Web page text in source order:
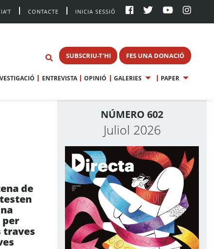
CONTACTE INICIA SESSIÓ
SUBSCRIU-T'HI FES UNA DONACIÓ
ENTREVISTA OPINIÓ GALERIES PAPER
de
per
traves
NÚMERO 602
Juliol 2026